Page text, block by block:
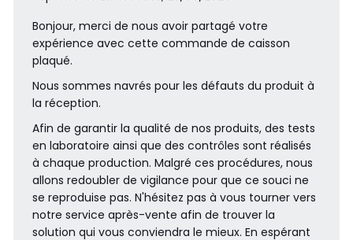
Bonjour, merci de nous avoir partagé votre
expérience avec cette commande de caisson
plaqué.
Nous sommes navrés pour les défauts du produit à
la réception.
Afin de garantir la qualité de nos produits, des tests
en laboratoire ainsi que des contrôles sont réalisés
à chaque production. Malgré ces procédures, nous
allons redoubler de vigilance pour que ce souci ne
se reproduise pas. N'hésitez pas à vous tourner vers
notre service après-vente afin de trouver la
solution qui vous conviendra le mieux. En espérant